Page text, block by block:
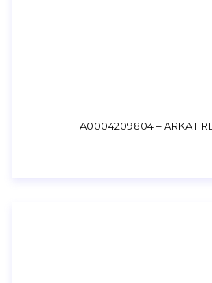
A0004209804 – ARKA